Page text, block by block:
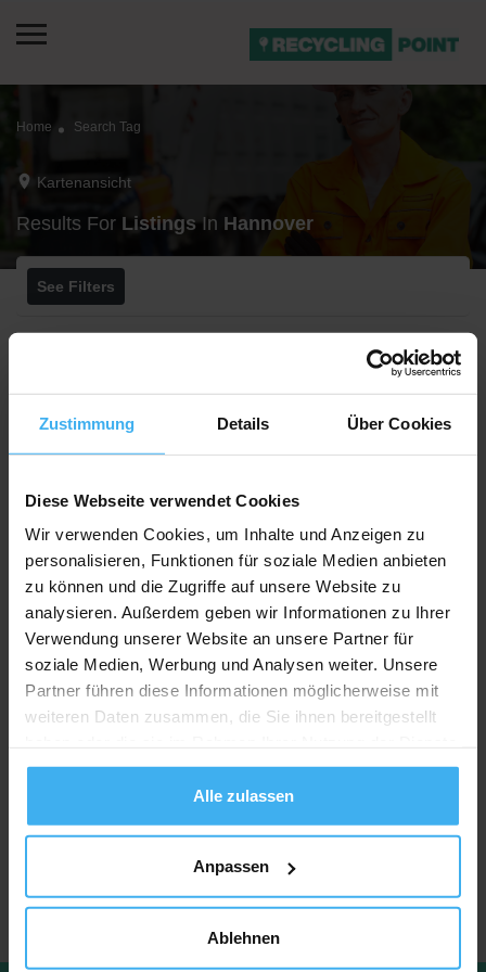
Zustimmung Details Über Cookies
Diese Webseite verwendet Cookies
Wir verwenden Cookies, um Inhalte und Anzeigen zu
personalisieren, Funktionen für soziale Medien anbieten
zu können und die Zugriffe auf unsere Website zu
analysieren. Außerdem geben wir Informationen zu Ihrer
Verwendung unserer Website an unsere Partner für
soziale Medien, Werbung und Analysen weiter. Unsere
Partner führen diese Informationen möglicherweise mit
weiteren Daten zusammen, die Sie ihnen bereitgestellt
gesammelt haben.
Alle zulassen
Anpassen
Ablehnen
Home Search Tag
Kartenansicht
Results For Listings In Hannover
See Filters
Entschuldigung Sie bitte! Es gibt keine Einträge, die Ihrer Suche
entsprechen.
Versuchen Sie, Ihre Suchfilter zu ändern oder zurückzusetzen.
Filter zurücksetzten